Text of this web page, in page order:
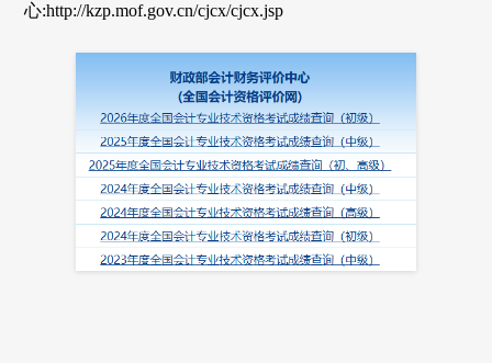
心:http://kzp.mof.gov.cn/cjcx/cjcx.jsp